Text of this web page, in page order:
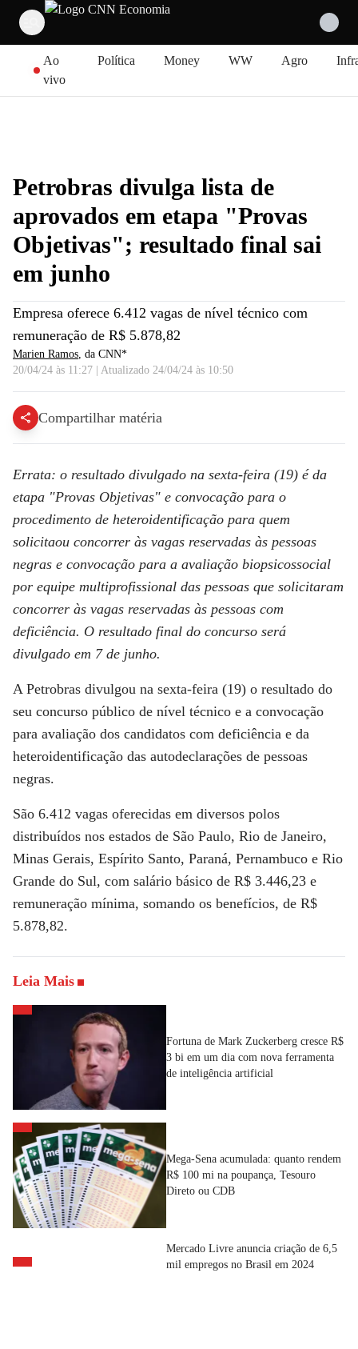
Ao
vivo
Política Money WW Agro
Petrobras divulga lista de
aprovados em etapa "Provas
Objetivas"; resultado final sai
em junho
Empresa oferece 6.412 vagas de nível técnico com
remuneração de R$ 5.878,82
Marien Ramos, da CNN*
20/04/24 às 11:27
Atualizado 24/04/24 às 10:50
Compartilhar matéria
Errata: o resultado divulgado na sexta-feira (19) é da
etapa "Provas Objetivas" e convocação para o
procedimento de heteroidentificação para quem
solicitaou concorrer às vagas reservadas às pessoas
negras e convocação para a avaliação biopsicossocial
por equipe multiprofissional das pessoas que solicitaram
concorrer às vagas reservadas às pessoas com
deficiência. O resultado final do concurso será
divulgado em 7 de junho.
A Petrobras divulgou na sexta-feira (19) o resultado do
seu concurso público de nível técnico e a convocação
para avaliação dos candidatos com deficiência e da
heteroidentificação das autodeclarações de pessoas
negras.
São 6.412 vagas oferecidas em diversos polos
distribuídos nos estados de São Paulo, Rio de Janeiro,
Minas Gerais, Espírito Santo, Paraná, Pernambuco e Rio
Grande do Sul, com salário básico de R$ 3.446,23 e
remuneração mínima, somando os benefícios, de R$
5.878,82.
Leia Mais
Fortuna de Mark Zuckerberg cresce R$
3 bi em um dia com nova ferramenta
de inteligência artificial
Mega-Sena acumulada: quanto rendem
R$ 100 mi na poupança, Tesouro
Direto ou CDB
Mercado Livre anuncia criação de 6,5
mil empregos no Brasil em 2024